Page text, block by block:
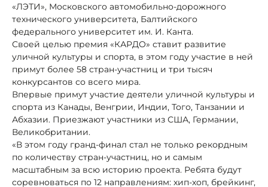
«ЛЭТИ», Московского автомобильно-дорожного
технического университета, Балтийского
федерального университет им. И. Канта.
Своей целью премия «КАРДО» ставит развитие
уличной культуры и спорта, в этом году участие в ней
примут более 58 стран-участниц и три тысяч
конкурсантов со всего мира.
Впервые примут участие деятели уличной культуры и
спорта из Канады, Венгрии, Индии, Того, Танзании и
Абхазии. Приезжают участники из США, Германии,
Великобритании.
«В этом году гранд-финал стал не только рекордным
по количеству стран-участниц, но и самым
масштабным за всю историю проекта. Ребята будут
соревноваться по 12 направлениям: хип-хоп, брейкинг,